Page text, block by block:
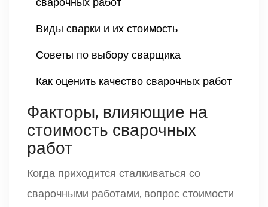
сварочных работ
Виды сварки и их стоимость
Советы по выбору сварщика
Как оценить качество сварочных работ
Факторы, влияющие на
стоимость сварочных
работ
Когда приходится сталкиваться со
сварочными работами, вопрос стоимости